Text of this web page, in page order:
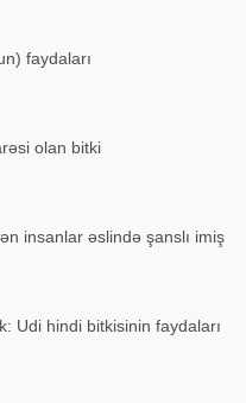
faydaları
olan bitki
insanlar əslində şanslı imiş
Udi hindi bitkisinin faydaları